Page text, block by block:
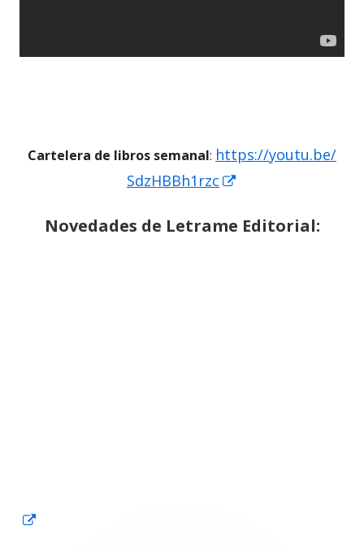
Cartelera de libros semanal: https://youtu.be/
SdzHBBh1rzc
una
Novedades de Letrame Editorial: